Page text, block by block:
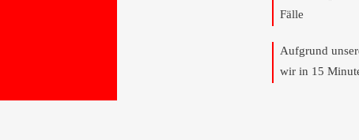
Fälle
Aufgrund
wir in 15